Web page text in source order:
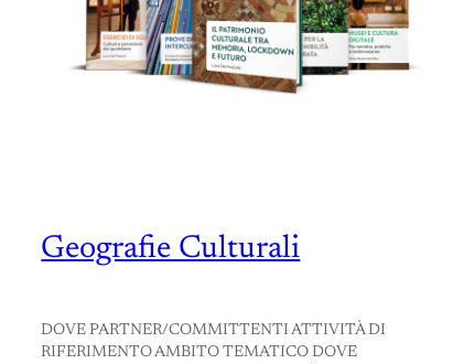
Geografie Culturali
DOVE PARTNER/COMMITTENTI ATTIVITÀ DI
RIFERIMENTO AMBITO TEMATICO DOVE